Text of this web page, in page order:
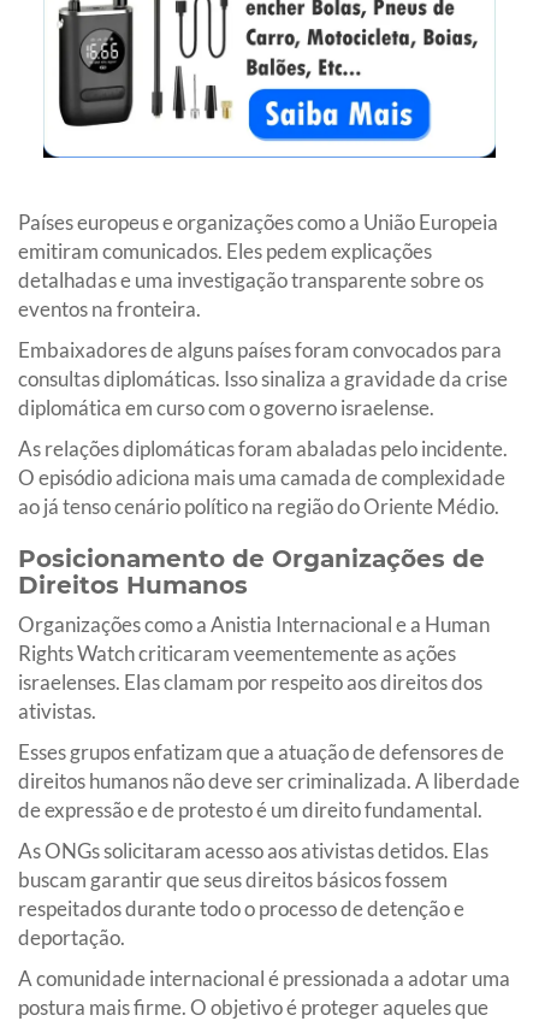
Países europeus e organizações como a União Europeia
emitiram comunicados. Eles pedem explicações
detalhadas e uma investigação transparente sobre os
eventos na fronteira.
Embaixadores de alguns países foram convocados para
consultas diplomáticas. Isso sinaliza a gravidade da crise
diplomática em curso com o governo israelense.
As relações diplomáticas foram abaladas pelo incidente.
O episódio adiciona mais uma camada de complexidade
ao já tenso cenário político na região do Oriente Médio.
Posicionamento de Organizações de
Direitos Humanos
Organizações como a Anistia Internacional e a Human
Rights Watch criticaram veementemente as ações
israelenses. Elas clamam por respeito aos direitos dos
ativistas.
Esses grupos enfatizam que a atuação de defensores de
direitos humanos não deve ser criminalizada. A liberdade
de expressão e de protesto é um direito fundamental.
As ONGs solicitaram acesso aos ativistas detidos. Elas
buscam garantir que seus direitos básicos fossem
respeitados durante todo o processo de detenção e
deportação.
A comunidade internacional é pressionada a adotar uma
postura mais firme. O objetivo é proteger aqueles que